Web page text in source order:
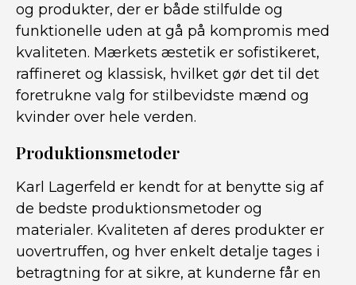
og produkter, der er både stilfulde og
funktionelle uden at gå på kompromis med
kvaliteten. Mærkets æstetik er sofistikeret,
raffineret og klassisk, hvilket gør det til det
foretrukne valg for stilbevidste mænd og
kvinder over hele verden.
Produktionsmetoder
Karl Lagerfeld er kendt for at benytte sig af
de bedste produktionsmetoder og
materialer. Kvaliteten af ​​deres produkter er
uovertruffen, og hver enkelt detalje tages i
betragtning for at sikre, at kunderne får en